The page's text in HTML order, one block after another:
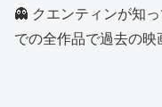
👻 クエンティンが知
での全作品で過去の映